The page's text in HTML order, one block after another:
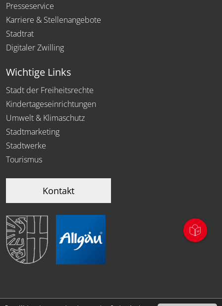
Presseservice
Karriere & Stellenangebote
Stadtrat
Digitaler Zwilling
Wichtige Links
Stadt der Freiheitsrechte
Kindertageseinrichtungen
Umwelt & Klimaschutz
Stadtmarketing
Stadtwerke
Tourismus
Kontakt